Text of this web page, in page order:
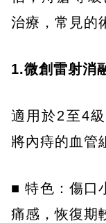
治療，常見的
1.微創雷射消
適用於2至4
將內痔的血管
■ 特色：傷口
痛感，恢復期